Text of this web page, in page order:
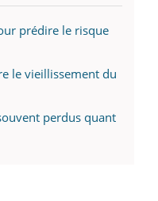
prédire le risque
le vieillissement du
perdus quant